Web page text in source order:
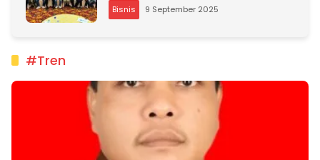
Bisnis 9 September 2025
#Tren